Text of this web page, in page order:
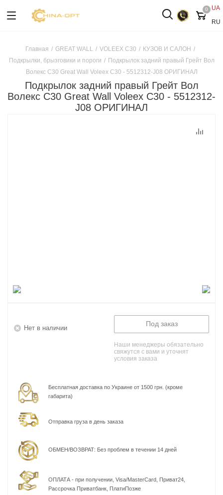
UA
RU
0
Главная / GREAT WALL / VOLEEX C30 / КУЗОВ И САЛОН /
Подкрылки, брызговики и пороги / Подкрылок задний правый Грейт Вол
Волекс С30 Great Wall Voleex C30 - 5512312-J08 ОРИГИНАЛ
Подкрылок задний правый Грейт Вол
Волекс С30 Great Wall Voleex C30 - 5512312-
J08 ОРИГИНАЛ
Нет в наличии
Под заказ
Наши менеджеры обязательно
свяжутся с вами и уточнят
условия заказа
Бесплатная доставка по Украине от 1500 грн. (кроме
габарита)
Отправка груза в день заказа
ОБМЕН/ВОЗВРАТ: Без проблем в течении 14 дней
ОПЛАТА - при получении, Visa/MasterCard, Приват24,
Рассрочка Приватбанк, ПлатиПозже